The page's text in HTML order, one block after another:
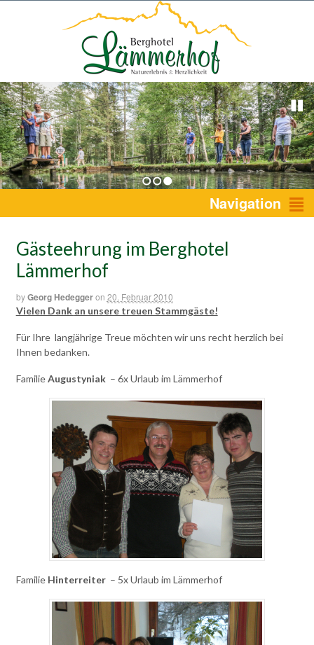
1 2 3 Navigation
Gästeehrung im Berghotel
Lämmerhof
byGeorg Hedeggeron 20. Februar 2010
Vielen Dank an unsere treuen Stammgäste!
Für Ihre langjährige Treue möchten wir uns recht herzlich bei
Ihnen bedanken.
FamilieAugustyniak – 6x Urlaub im Lämmerhof
Familie Hinterreiter – 5x Urlaub im Lämmerhof